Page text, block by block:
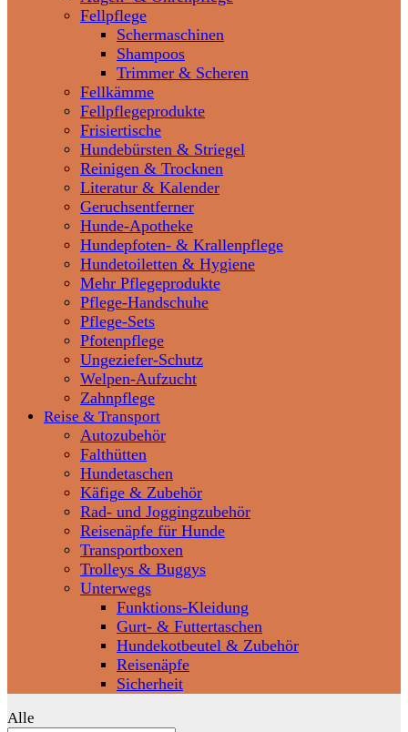
Fellpflege
Schermaschinen
Shampoos
Trimmer & Scheren
Fellkämme
Fellpflegeprodukte
Frisiertische
Hundebürsten & Striegel
Reinigen & Trocknen
Literatur & Kalender
Geruchsentferner
Hunde-Apotheke
Hundepfoten- & Krallenpflege
Hundetoiletten & Hygiene
Mehr Pflegeprodukte
Pflege-Handschuhe
Pflege-Sets
Pfotenpflege
Ungeziefer-Schutz
Welpen-Aufzucht
Zahnpflege
Reise & Transport
Autozubehör
Falthütten
Hundetaschen
Käfige & Zubehör
Rad- und Joggingzubehör
Reisenäpfe für Hunde
Transportboxen
Trolleys & Buggys
Unterwegs
Funktions-Kleidung
Gurt- & Futtertaschen
Hundekotbeutel & Zubehör
Reisenäpfe
Sicherheit
Alle